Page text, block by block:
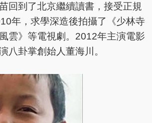
回到了北京繼續讀書，接受正規
年，求學深造後拍攝了《少林寺
雲》等電視劇。2012年主演電影
八卦掌創始人董海川。